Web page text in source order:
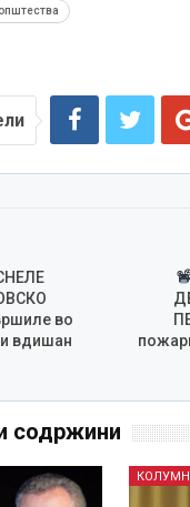
во
вдишан
содржини